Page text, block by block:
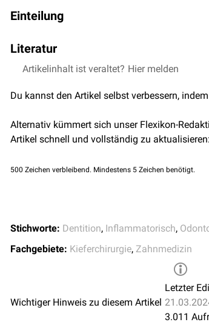
Einteilung
Paradentale Zyste
jedoch ist nicht die gesamteZahnkrone
Mandibuläre bukkale Bifurkationszyste
Die mandibuläre bukkale Bifurkationszyste
Literatur
Häller et al.:Das Spektrum odontogener
including 17 new cases from the author's
Artikelinhalt ist veraltet? Hier melden
Du kannst den Artikel selbst verbessern,
Alternativ kümmert sich unser Flexikon-
Artikel schnell und vollständig zu aktualisieren:
500 Zeichen verbleibend. Mindestens 5 Zeichen benötigt.
Stichworte: Dentition, Inflammatorisch,
Fachgebiete: Kieferchirurgie, Zahnmedizin
Wichtiger Hinweis zu diesem Artikel
Letzter
3.011